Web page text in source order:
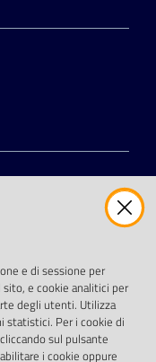
e di sessione per
e cookie analitici per
degli utenti. Utilizza
statistici. Per i cookie di
sul pulsante
i cookie oppure